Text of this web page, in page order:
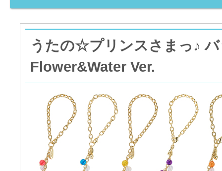
うたの☆プリンスさまっ♪
Flower&Water Ver.